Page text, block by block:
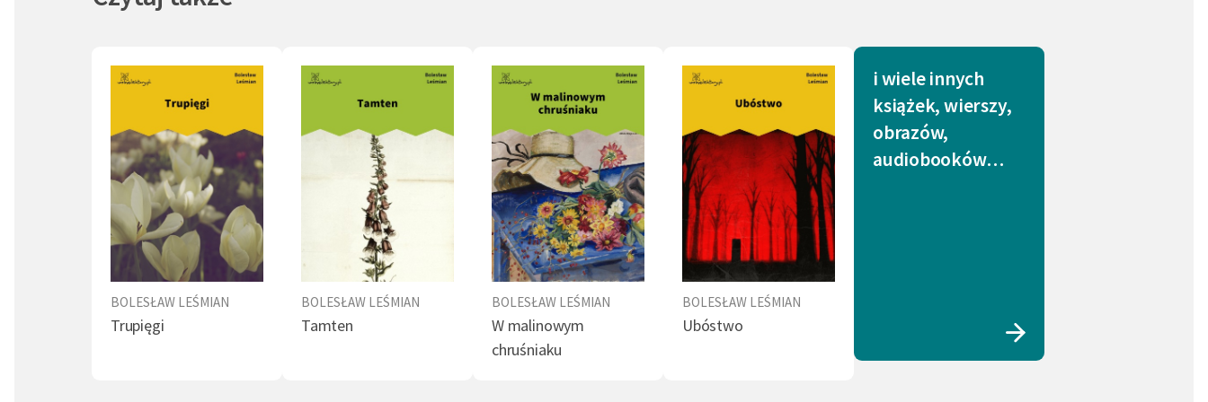
BOLESŁAW LEŚMIAN
Trupięgi
BOLESŁAW LEŚMIAN
Tamten
BOLESŁAW LEŚMIAN
W malinowym
chruśniaku
BOLESŁAW LEŚMIAN
Ubóstwo
i wiele innych
książek, wierszy,
obrazów,
audiobooków…